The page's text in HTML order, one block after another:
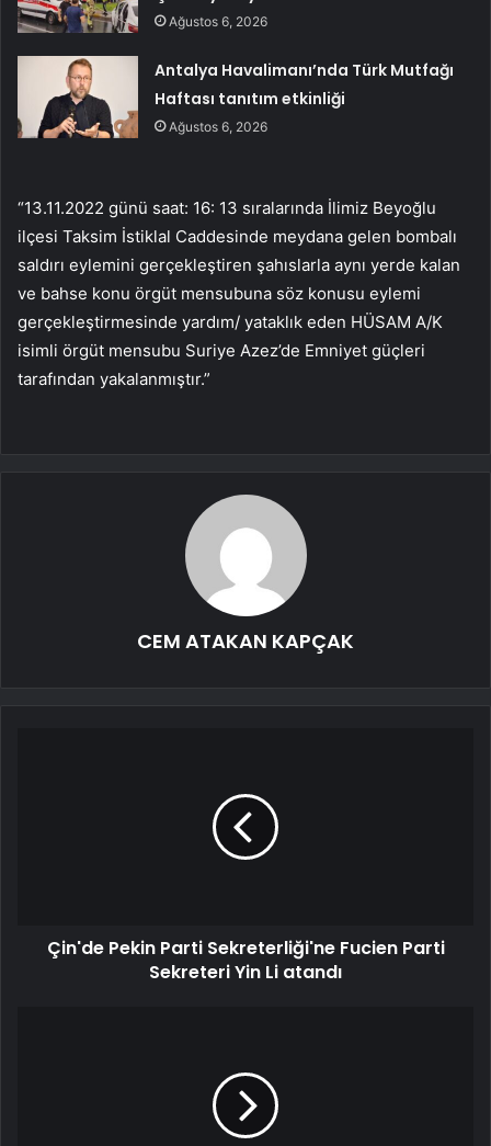
Ağustos 6, 2026
Antalya Havalimanı’nda Türk Mutfağı
Haftası tanıtım etkinliği
Ağustos 6, 2026
“13.11.2022 günü saat: 16: 13 sıralarında İlimiz Beyoğlu
ilçesi Taksim İstiklal Caddesinde meydana gelen bombalı
saldırı eylemini gerçekleştiren şahıslarla aynı yerde kalan
ve bahse konu örgüt mensubuna söz konusu eylemi
gerçekleştirmesinde yardım/ yataklık eden HÜSAM A/K
isimli örgüt mensubu Suriye Azez’de Emniyet güçleri
tarafından yakalanmıştır.”
CEM ATAKAN KAPÇAK
Çin'de Pekin Parti Sekreterliği'ne Fucien Parti
Sekreteri Yin Li atandı